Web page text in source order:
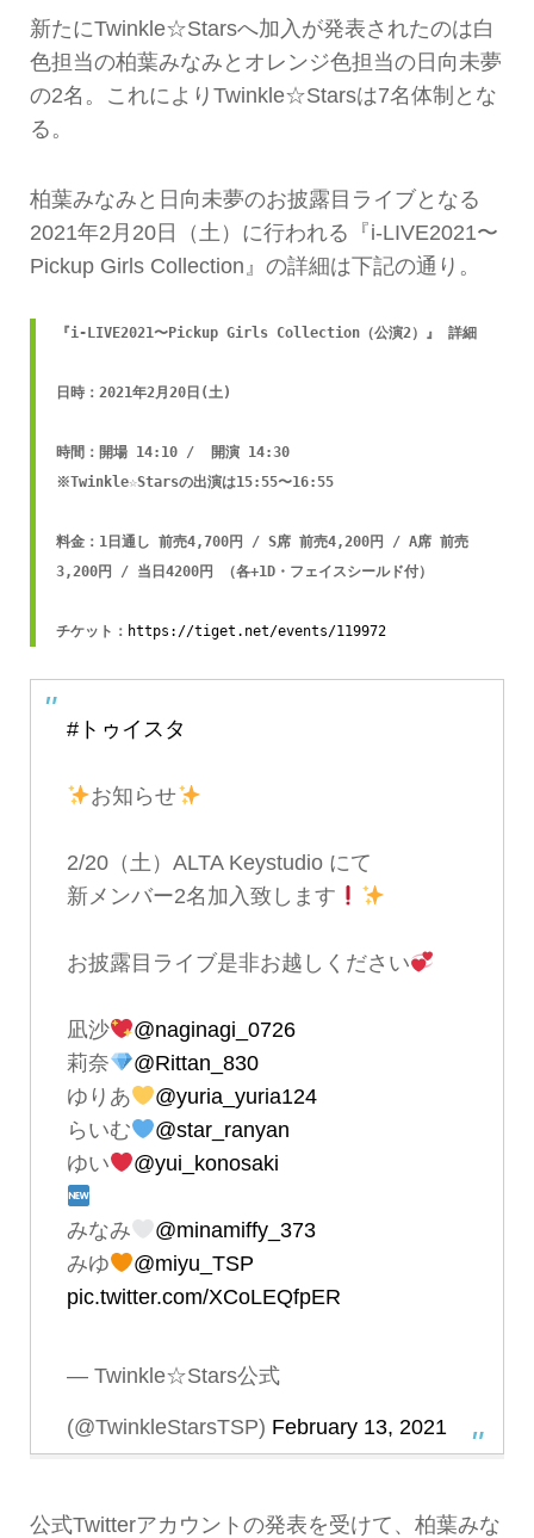
新たにTwinkle☆Starsへ加入が発表されたのは白
色担当の柏葉みなみとオレンジ色担当の日向未夢
の2名。これによりTwinkle☆Starsは7名体制とな
る。
柏葉みなみと日向未夢のお披露目ライブとなる
2021年2月20日（土）に行われる『i-LIVE2021〜
Pickup Girls Collection』の詳細は下記の通り。
『i-LIVE2021〜Pickup Girls Collection（公演2）』 詳細
日時：2021年2月20日(土)
時間：開場 14:10 /  開演 14:30
※Twinkle☆Starsの出演は15:55〜16:55
料金：1日通し 前売4,700円 / S席 前売4,200円 / A席 前売
3,200円 / 当日4200円 （各+1D・フェイスシールド付）
チケット： https://tiget.net/events/119972
#トゥイスタ
お知らせ
2/20（土）ALTA Keystudio にて
新メンバー2名加入致します
お披露目ライブ是非お越しください
凪沙
@naginagi_0726
莉奈
@Rittan_830
ゆりあ
@yuria_yuria124
らいむ
@star_ranyan
ゆい
@yui_konosaki
みなみ
@minamiffy_373
みゆ
@miyu_TSP
pic.twitter.com/XCoLEQfpER
— Twinkle☆Stars公式
(@TwinkleStarsTSP) February 13, 2021
公式Twitterアカウントの発表を受けて、柏葉みな